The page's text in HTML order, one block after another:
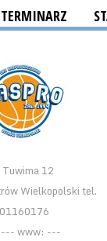
TERMINARZ
Tuwima 12
Wielkopolski tel.
www: ---